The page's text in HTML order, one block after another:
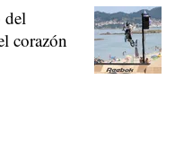
del
corazón